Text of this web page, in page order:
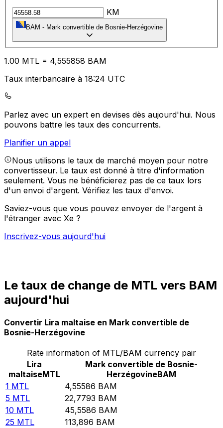
KM
BAM - Mark convertible de Bosnie-Herzégovine
1.00 MTL = 4,555858 BAM
Taux interbancaire à 18:24 UTC
Parlez avec un expert en devises dès aujourd'hui. Nous
pouvons battre les taux des concurrents.
Planifier un appel
Nous utilisons le taux de marché moyen pour notre
convertisseur. Le taux est donné à titre d'information
seulement. Vous ne bénéficierez pas de ce taux lors
d'un envoi d'argent. Vérifiez les taux d'envoi.
Saviez-vous que vous pouvez envoyer de l'argent à
l'étranger avec Xe ?
Inscrivez-vous aujourd'hui
Le taux de change de MTL vers BAM
aujourd'hui
Convertir Lira maltaise en Mark convertible de
Bosnie-Herzégovine
Rate information of MTL/BAM currency pair
Lira
maltaiseMTL
Mark convertible de Bosnie-
HerzégovineBAM
1 MTL 4,55586 BAM
5 MTL 22,7793 BAM
10 MTL 45,5586 BAM
25 MTL 113,896 BAM